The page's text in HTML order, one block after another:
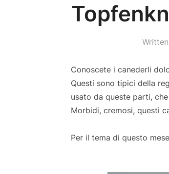
Conoscete i canederli
Questi sono tipici della
usato da queste parti,
Morbidi, cremosi, questi
Per il tema di questo